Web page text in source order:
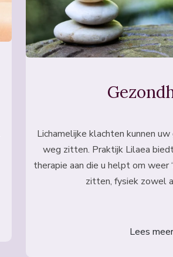
Lichamelijke klachten kunnen
weg zitten. Praktijk Lilaea
therapie aan die u helpt om weer
zitten, fysiek zowel
Lees